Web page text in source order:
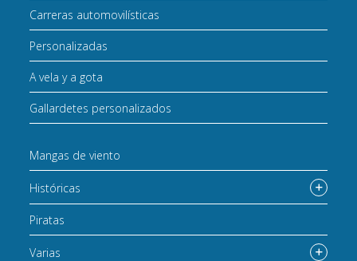
Carreras automovilísticas
Personalizadas
A vela y a gota
Gallardetes personalizados
Mangas de viento
Históricas
Piratas
Varias